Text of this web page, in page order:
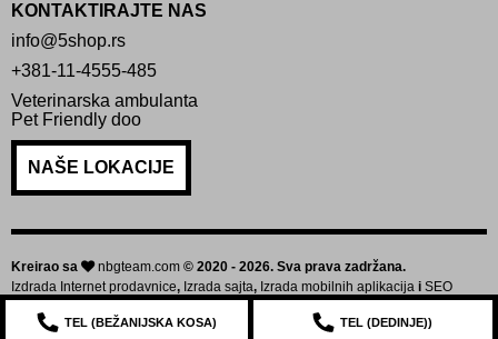
KONTAKTIRAJTE NAS
info@5shop.rs
+381-11-4555-485
Veterinarska ambulanta
Pet Friendly doo
NAŠE LOKACIJE
Kreirao sa nbgteam.com © 2020 - 2026. Sva prava zadržana.
Izdrada Internet prodavnice, Izrada sajta, Izrada mobilnih aplikacija i SEO
TEL (BEŽANIJSKA KOSA) TEL (DEDINJE))